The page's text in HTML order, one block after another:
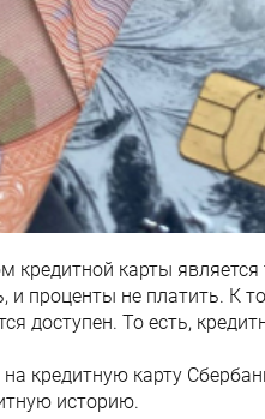
кредитной карты является
и проценты не платить. К
доступен. То есть,
на кредитную карту
историю.